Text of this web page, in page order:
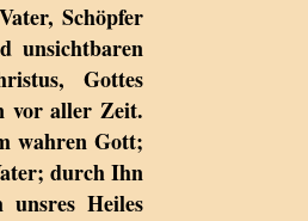
Schöpfer
unsichtbaren
Gottes
vor aller Zeit.
wahren Gott;
durch Ihn
Heiles